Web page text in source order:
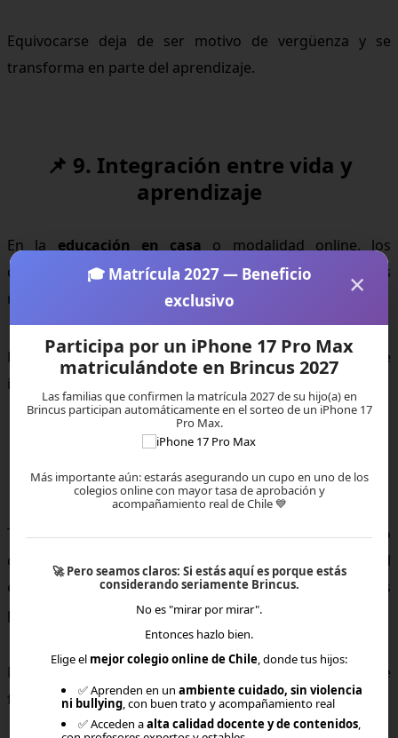
Equivocarse deja de ser motivo de vergüenza y se
transforma en parte del aprendizaje.
📌 9. Integración entre vida y
aprendizaje
En la educación en casa o modalidad online, los
contenidos se conectan más fácilmente con situaciones
reales.
El aprendizaje no queda encerrado en un aula. Se
integra a la vida cotidiana.
📌 10. Proyección a largo plazo
Todas estas habilidades —autonomía, pensamiento
crítico, gestión del tiempo, comunicación— preparan al
estudiante para educación superior y desafíos
profesionales.
No se trata solo de aprobar asignaturas. Se trata de
formar un perfil integral.
×
🎓 Matrícula 2027 — Beneficio
exclusivo
Participa por un iPhone 17 Pro Max
matriculándote en Brincus 2027
Las familias que confirmen la matrícula 2027 de su hijo(a) en
Brincus participan automáticamente en el sorteo de un iPhone 17
Pro Max.
Más importante aún: estarás asegurando un cupo en uno de los
colegios online con mayor tasa de aprobación y
acompañamiento real de Chile 💙
🚀Pero seamos claros: Si estás aquí es porque estás
considerando seriamente Brincus.
No es "mirar por mirar".
Entonces hazlo bien.
Elige el mejor colegio online de Chile, donde tus hijos:
✅ Aprenden en unambiente cuidado, sin violencia
ni bullying, con buen trato y acompañamiento real
✅ Acceden aalta calidad docente y de contenidos,